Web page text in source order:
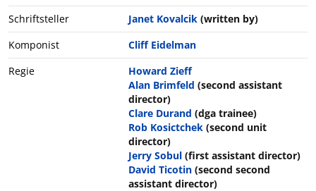
Schriftsteller
Janet Kovalcik (written by)
Komponist
Cliff Eidelman
Regie
Howard Zieff
Alan Brimfeld (second assistant
director)
Clare Durand (dga trainee)
Rob Kosictchek (second unit
director)
Jerry Sobul (first assistant director)
David Ticotin (second second
assistant director)